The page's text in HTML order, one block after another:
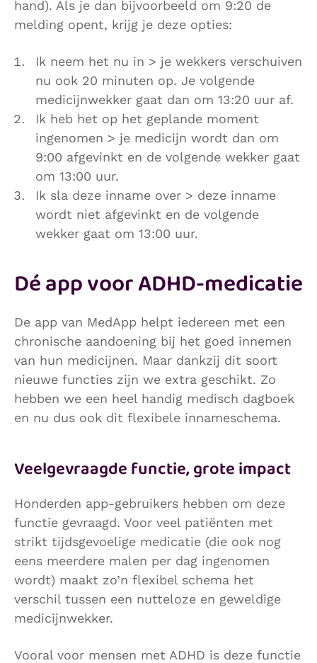
hand). Als je dan bijvoorbeeld om 9:20 de
melding opent, krijg je deze opties:
Ik neem het nu in > je wekkers verschuiven
nu ook 20 minuten op. Je volgende
medicijnwekker gaat dan om 13:20 uur af.
Ik heb het op het geplande moment
ingenomen > je medicijn wordt dan om
9:00 afgevinkt en de volgende wekker gaat
om 13:00 uur.
Ik sla deze inname over > deze inname
wordt niet afgevinkt en de volgende
wekker gaat om 13:00 uur.
Dé app voor ADHD-medicatie
De app van MedApp helpt iedereen met een
chronische aandoening bij het goed innemen
van hun medicijnen. Maar dankzij dit soort
nieuwe functies zijn we extra geschikt. Zo
hebben we een heel handig medisch dagboek
en nu dus ook dit flexibele innameschema.
Veelgevraagde functie, grote impact
Honderden app-gebruikers hebben om deze
functie gevraagd. Voor veel patiënten met
strikt tijdsgevoelige medicatie (die ook nog
eens meerdere malen per dag ingenomen
wordt) maakt zo’n flexibel schema het
verschil tussen een nutteloze en geweldige
medicijnwekker.
Vooral voor mensen met ADHD is deze functie